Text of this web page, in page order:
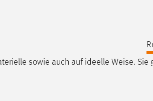
sowie auch auf ideelle Weise. Sie